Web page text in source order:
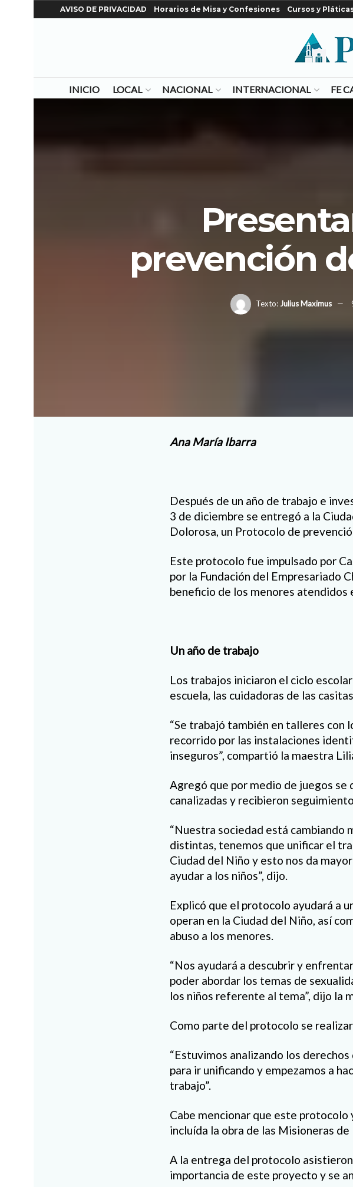
AVISO DE PRIVACIDAD Horarios de Misa y Confesiones Cursos y
INICIO LOCAL NACIONAL INTERNACIONAL FE
prevención
Texto: Julius Maximus
Ana María Ibarra
Después de un año de trabajo e
3 de diciembre se entregó a la
Dolorosa, un Protocolo de
Este protocolo fue impulsado por
por la Fundación del Empresariado
beneficio de los menores
Un año de trabajo
Los trabajos iniciaron el ciclo
escuela, las cuidadoras de las
“Se trabajó también en talleres con
recorrido por las instalaciones
inseguros”, compartió la maestra
Agregó que por medio de juegos
canalizadas y recibieron
“Nuestra sociedad está cambiando
distintas, tenemos que unificar el
Ciudad del Niño y esto nos da
ayudar a los niños”, dijo.
Explicó que el protocolo ayudará a
operan en la Ciudad del Niño, así
abuso a los menores.
“Nos ayudará a descubrir y
poder abordar los temas de
los niños referente al tema”, dijo la
Como parte del protocolo se
“Estuvimos analizando los
para ir unificando y empezamos a
trabajo”.
Cabe mencionar que este
incluída la obra de las Misioneras
A la entrega del protocolo
importancia de este proyecto y se